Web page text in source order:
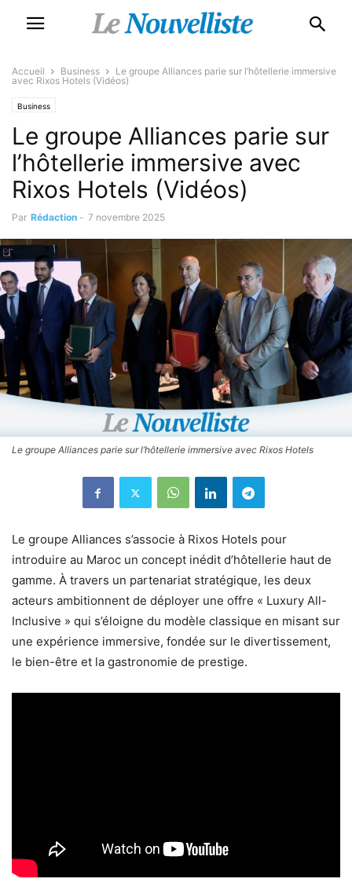
Accueil Business
Le groupe Alliances parie sur l’hôtellerie immersive
avec Rixos Hotels (Vidéos)
Business
Le groupe Alliances parie sur
l’hôtellerie immersive avec
Rixos Hotels (Vidéos)
Par Rédaction - 7 novembre 2025
Le groupe Alliances parie sur l’hôtellerie immersive avec Rixos Hotels
Le groupe Alliances s’associe à Rixos Hotels pour
introduire au Maroc un concept inédit d’hôtellerie haut de
gamme. À travers un partenariat stratégique, les deux
acteurs ambitionnent de déployer une offre « Luxury All-
Inclusive » qui s’éloigne du modèle classique en misant sur
une expérience immersive, fondée sur le divertissement,
le bien-être et la gastronomie de prestige.